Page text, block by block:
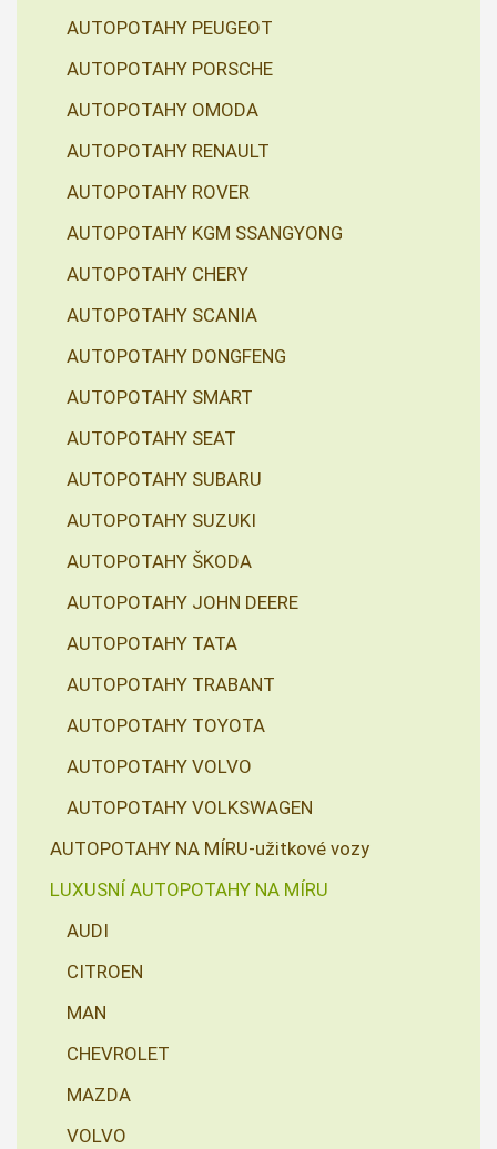
AUTOPOTAHY PEUGEOT
AUTOPOTAHY PORSCHE
AUTOPOTAHY OMODA
AUTOPOTAHY RENAULT
AUTOPOTAHY ROVER
AUTOPOTAHY KGM SSANGYONG
AUTOPOTAHY CHERY
AUTOPOTAHY SCANIA
AUTOPOTAHY DONGFENG
AUTOPOTAHY SMART
AUTOPOTAHY SEAT
AUTOPOTAHY SUBARU
AUTOPOTAHY SUZUKI
AUTOPOTAHY ŠKODA
AUTOPOTAHY JOHN DEERE
AUTOPOTAHY TATA
AUTOPOTAHY TRABANT
AUTOPOTAHY TOYOTA
AUTOPOTAHY VOLVO
AUTOPOTAHY VOLKSWAGEN
AUTOPOTAHY NA MÍRU-užitkové vozy
LUXUSNÍ AUTOPOTAHY NA MÍRU
AUDI
CITROEN
MAN
CHEVROLET
MAZDA
VOLVO